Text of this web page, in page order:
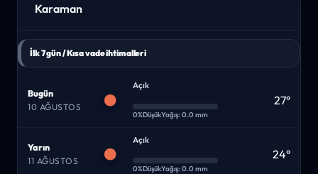
Karaman
İlk 7 gün / Kısa vade ihtimalleri
Bugün
10 AĞUSTOS
Açık
0%DüşükYağış: 0.0 mm
27°
Yarın
11 AĞUSTOS
Açık
0%DüşükYağış: 0.0 mm
24°